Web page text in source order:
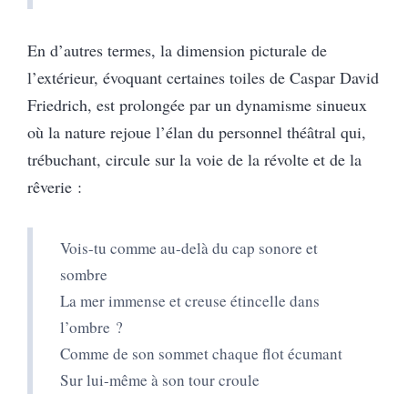
En d’autres termes, la dimension picturale de
l’extérieur, évoquant certaines toiles de Caspar David
Friedrich, est prolongée par un dynamisme sinueux
où la nature rejoue l’élan du personnel théâtral qui,
trébuchant, circule sur la voie de la révolte et de la
rêverie :
Vois-tu comme au-delà du cap sonore et
sombre
La mer immense et creuse étincelle dans
l’ombre ?
Comme de son sommet chaque flot écumant
Sur lui-même à son tour croule